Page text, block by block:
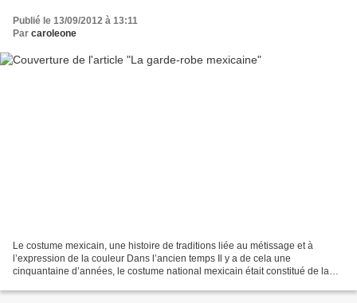
Publié le 13/09/2012 à 13:11
Par caroleone
Le costume mexicain, une histoire de traditions liée au métissage et à
l’expression de la couleur Dans l’ancien temps Il y a de cela une
cinquantaine d’années, le costume national mexicain était constitué de la